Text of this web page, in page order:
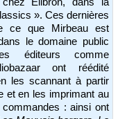
Elibron, dans la
». Ces dernières
ce que Mirbeau est
le domaine public
éditeurs comme
ont réédité
les scannant à partir
et en les imprimant au
: ainsi ont